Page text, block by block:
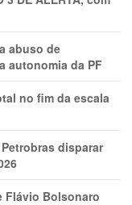
abuso de
autonomia da PF
no fim da escala
disparar
Flávio Bolsonaro